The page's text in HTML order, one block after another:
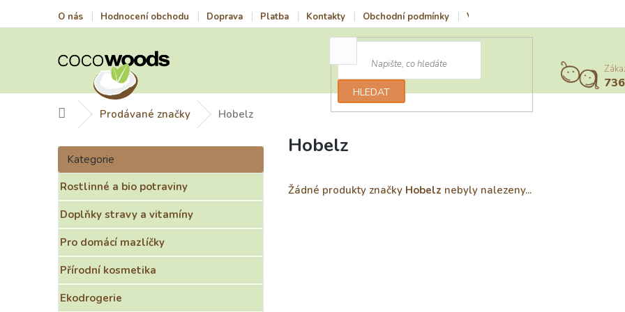
O nás Hodnocení obchodu Doprava Platba Kontakty Obchodní podmínky Vrácení zboží a reklamace
HLEDAT
Domů Prodávané značky Hobelz
P
s
t
r
a
n
n
p
a
Přeskočit
kategorie
Kategorie
Rostlinné a bio potraviny
Doplňky stravy a vitamíny
Pro domácí mazlíčky
Přírodní kosmetika
Ekodrogerie
Hobelz
Žádné produkty značky Hobelz nebyly nalezeny...